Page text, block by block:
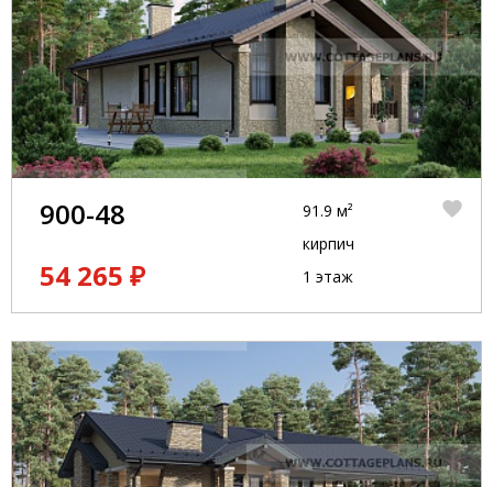
900-48
54 265 ₽
91.9 м²
кирпич
1 этаж